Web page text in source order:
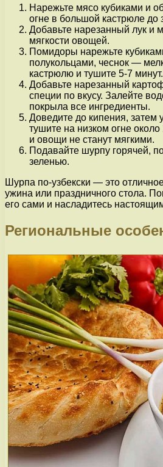
Нарежьте мясо кубиками и
огне в большой кастрюле до
Добавьте нарезанный лук и
мягкости овощей.
Помидоры нарежьте
полукольцами, чеснок —
кастрюлю и тушите 5-7 минут.
Добавьте нарезанный
специи по вкусу. Залейте
покрыла все ингредиенты.
Доведите до кипения, затем
тушите на низком огне
и овощи не станут мягкими.
Подавайте шурпу горячей,
зеленью.
Шурпа по-узбекски — это
ужина или праздничного стола.
его сами и насладитесь
Региональные